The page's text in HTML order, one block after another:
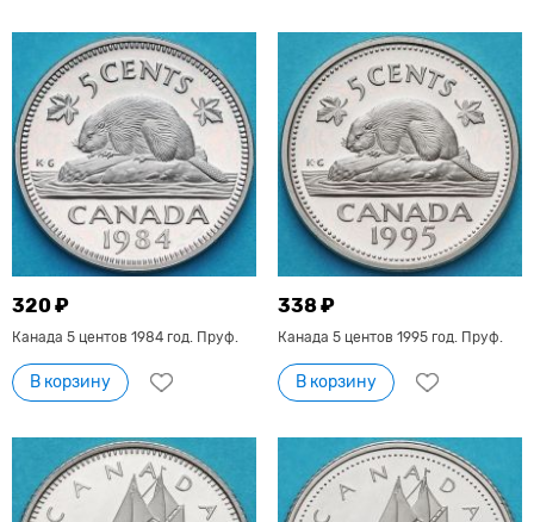
320 ₽
Канада 5 центов 1984 год. Пруф.
В корзину
338 ₽
Канада 5 центов 1995 год. Пруф.
В корзину